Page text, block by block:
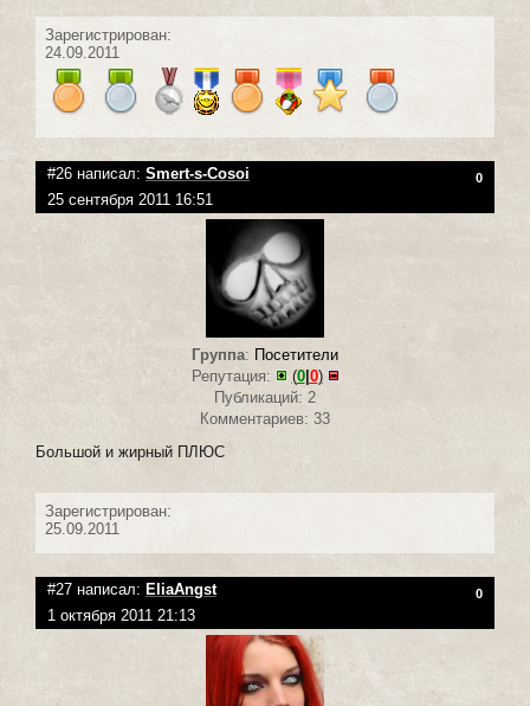
Зарегистрирован:
24.09.2011
#26 написал: Smert-s-Cosoi 0
25 сентября 2011 16:51
Группа: Посетители
Репутация:
(0| 0)
Публикаций: 2
Комментариев: 33
Большой и жирный ПЛЮС
Зарегистрирован:
25.09.2011
#27 написал: EliaAngst 0
1 октября 2011 21:13